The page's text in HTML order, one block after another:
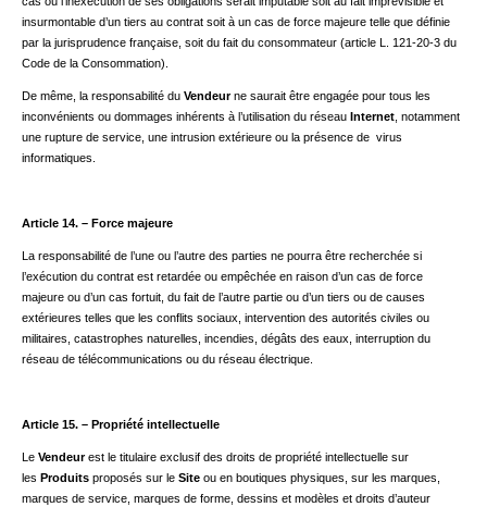
insurmontable d’un tiers au contrat soit à un cas de force majeure telle que définie
par la jurisprudence française, soit du fait du consommateur (article L. 121-20-3 du
Code de la Consommation).
De même, la responsabilité du Vendeurne saurait être engagée pour tous les
inconvénients ou dommages inhérents à l’utilisation du réseau Internet , notamment
une rupture de service, une intrusion extérieure ou la présence de virus
informatiques.
Article 14. – Force majeure
La responsabilité de l’une ou l’autre des parties ne pourra être recherchée si
l’exécution du contrat est retardée ou empêchée en raison d’un cas de force
majeure ou d’un cas fortuit, du fait de l’autre partie ou d’un tiers ou de causes
extérieures telles que les conflits sociaux, intervention des autorités civiles ou
militaires, catastrophes naturelles, incendies, dégâts des eaux, interruption du
réseau de télécommunications ou du réseau électrique.
Article 15. – Propriété intellectuelle
Le Vendeurest le titulaire exclusif des droits de propriété intellectuelle sur
les Produits proposés sur le Site ou en boutiques physiques, sur les marques,
marques de service, marques de forme, dessins et modèles et droits d’auteur